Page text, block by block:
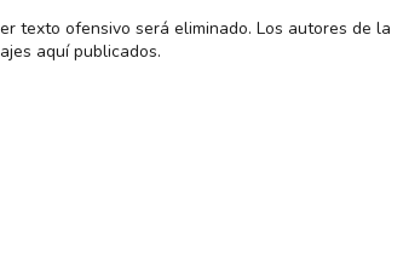
texto ofensivo será eliminado. Los autores de la
aquí publicados.